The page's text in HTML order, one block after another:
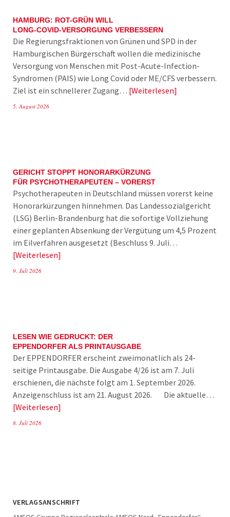
HAMBURG: ROT-GRÜN WILL
LONG-COVID-VERSORGUNG VERBESSERN
Die Regierungsfraktionen von Grünen und SPD in der
Hamburgischen Bürgerschaft wollen die medizinische
Versorgung von Menschen mit Post-Acute-Infection-
Syndromen (PAIS) wie Long Covid oder ME/CFS verbessern.
Ziel ist ein schnellerer Zugang… Weiterlesen
5. August 2026
GERICHT STOPPT HONORARKÜRZUNG
FÜR PSYCHOTHERAPEUTEN – VORERST
Psychotherapeuten in Deutschland müssen vorerst keine
Honorarkürzungen hinnehmen. Das Landessozialgericht
(LSG) Berlin-Brandenburg hat die sofortige Vollziehung
einer geplanten Absenkung der Vergütung um 4,5 Prozent
im Eilverfahren ausgesetzt (Beschluss 9. Juli…
Weiterlesen
9. Juli 2026
LESEN WIE GEDRUCKT: DER
EPPENDORFER ALS PRINTAUSGABE
Der EPPENDORFER erscheint zweimonatlich als 24-
seitige Printausgabe. Die Ausgabe 4/26 ist am 7. Juli
erschienen, die nächste folgt am 1. September 2026.
Anzeigenschluss ist am 21. August 2026. Die aktuelle…
Weiterlesen
8. Juli 2026
VERLAGSANSCHRIFT